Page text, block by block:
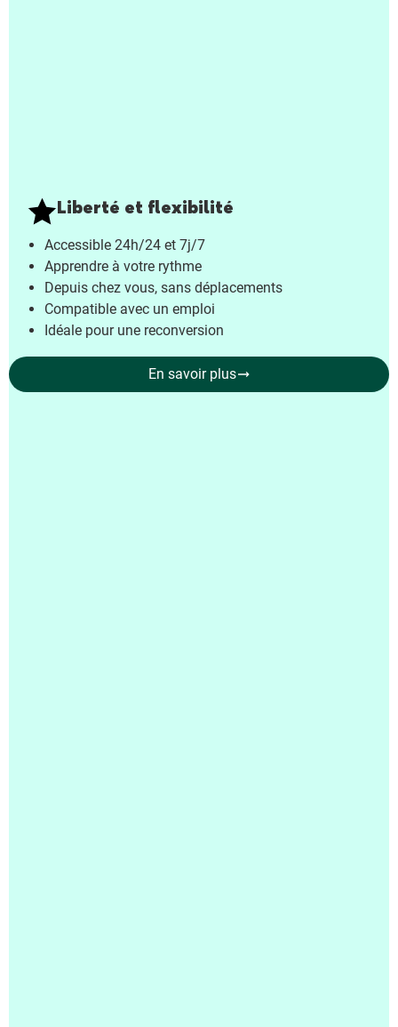
Liberté et flexibilité
Accessible 24h/24 et 7j/7
Apprendre à votre rythme
Depuis chez vous, sans déplacements
Compatible avec un emploi
Idéale pour une reconversion
En savoir plus